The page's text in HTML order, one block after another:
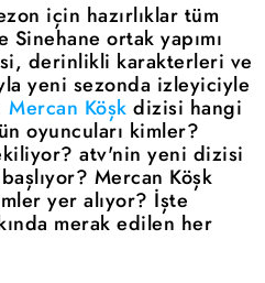
için hazırlıklar tüm
Sinehane ortak yapımı
derinlikli karakterleri ve
yeni sezonda izleyiciyle
Mercan Köşk dizisi hangi
oyuncuları kimler?
atv'nin yeni dizisi
Mercan Köşk
yer alıyor? İşte
merak edilen her